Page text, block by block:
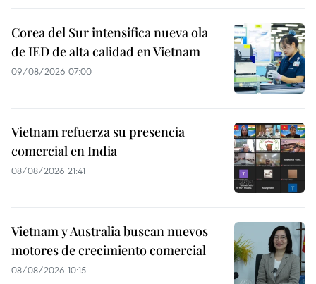
Corea del Sur intensifica nueva ola
de IED de alta calidad en Vietnam
09/08/2026 07:00
Vietnam refuerza su presencia
comercial en India
08/08/2026 21:41
Vietnam y Australia buscan nuevos
motores de crecimiento comercial
08/08/2026 10:15